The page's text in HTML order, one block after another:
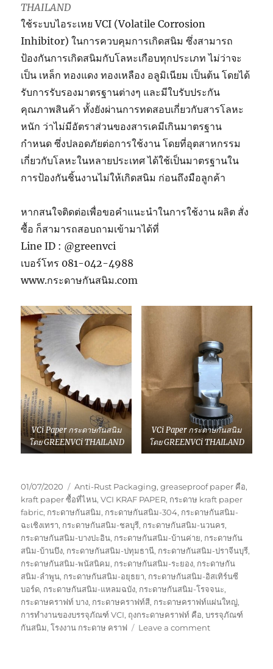
THAILAND
ใช้ระบบไอระเหย VCI (Volatile Corrosion
Inhibitor) ในการควบคุมการเกิดสนิม ซึ่งสามารถ
ป้องกันการเกิดสนิมกับโลหะเกือบทุกประเภท ไม่ว่าจะ
เป็น เหล็ก ทองแดง ทองเหลือง อลูมิเนียม เป็นต้น โดยได้
รับการรับรองมาตรฐานต่างๆ และมีใบรับประกัน
คุณภาพสินค้า ทั้งยังผ่านการทดสอบเกี่ยวกับสารโลหะ
หนัก ว่าไม่มีอัตราส่วนของสารเคมีเกินมาตรฐาน
กำหนด ซึ่งปลอดภัยต่อการใช้งาน โดยที่อุตสาหกรรม
เกี่ยวกับโลหะในหลายประเทศ ได้ใช้เป็นมาตรฐานใน
การป้องกันชิ้นงานไม่ให้เกิดสนิม ก่อนถึงมือลูกค้า
หากสนใจติดต่อเพื่อขอคำแนะนำในการใช้งาน ผลิต สั่ง
ซื้อ ก็สามารถสอบถามเข้ามาได้ที่
Line ID : @greenvci
เบอร์โทร 081-042-4988
www.กระดาษกันสนิม.com
VCi Paper กระดาษกันสนิม
โดย GREENVCi THAILAND
VCi Paper กระดาษกันสนิม
โดย GREENVCi THAILAND
Posted
on
01/07/2020 Tags
Anti-Rust Packaging,greaseproof paper คือ,
kraft paper ซื้อที่ไหน,VCI KRAF PAPER, กระดาษ kraft paper
fabric, กระดาษกันสนิม, กระดาษกันสนิม-304, กระดาษกันสนิม-
ฉะเชิงเทรา, กระดาษกันสนิม-ชลบุรี, กระดาษกันสนิม-นวนคร,
กระดาษกันสนิม-บางปะอิน, กระดาษกันสนิม-บ้านค่าย, กระดาษกัน
สนิม-บ้านบึง, กระดาษกันสนิม-ปทุมธานี, กระดาษกันสนิม-ปราจีนบุรี,
กระดาษกันสนิม-พนัสนิคม, กระดาษกันสนิม-ระยอง, กระดาษกัน
สนิม-ลำพูน, กระดาษกันสนิม-อยุธยา, กระดาษกันสนิม-อิสเทิร์นซี
บอร์ด, กระดาษกันสนิม-แหลมฉบัง, กระดาษกันสนิม-โรจจนะ,
กระดาษคราฟท์ บาง, กระดาษคราฟท์สี, กระดาษคราฟท์แผ่นใหญ่,
การทำงานของบรรจุภัณฑ์ VCI, ถุงกระดาษคราฟท์ คือ,บรรจุภัณฑ์
กันสนิม,โรงงาน กระดาษ คราฟ Leave a commenton